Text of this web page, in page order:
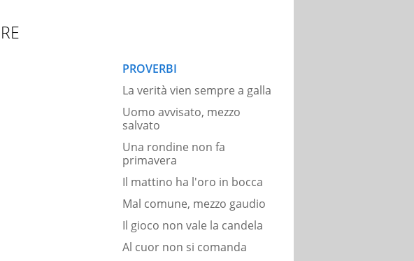
PROVERBI
La verità vien sempre a galla
Uomo avvisato, mezzo
salvato
Una rondine non fa
primavera
Il mattino ha l'oro in bocca
Mal comune, mezzo gaudio
Il gioco non vale la candela
Al cuor non si comanda